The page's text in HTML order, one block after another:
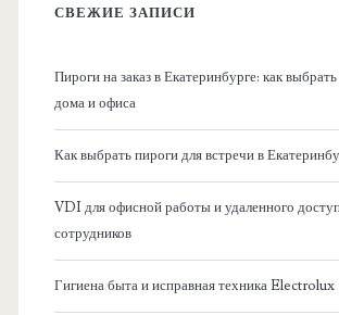
СВЕЖИЕ ЗАПИСИ
Пироги на заказ в Екатеринбурге: как
дома и офиса
Как выбрать пироги для встречи в
VDI для офисной работы и удаленного
сотрудников
Гигиена быта и исправная техника Electrolux